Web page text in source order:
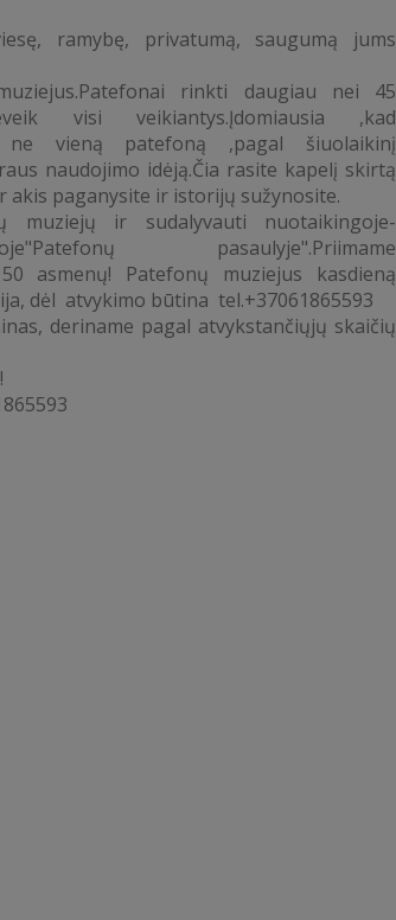
ramybę, privatumą, saugumą jums
rinkti daugiau nei 45
visi veikiantys.Įdomiausia ,kad
ne vieną patefoną ,pagal šiuolaikinį
naudojimo idėją.Čia rasite kapelį skirtą
akis paganysite ir istorijų sužynosite.
muziejų ir sudalyvauti nuotaikingoje-
pasaulyje".Priimame
asmenų! Patefonų muziejus kasdieną
dėl atvykimo būtina tel.+37061865593
deriname pagal atvykstančiųjų skaičių